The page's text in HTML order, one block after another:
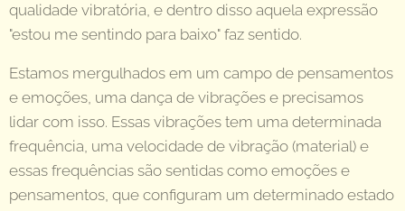
qualidade vibratória, e dentro disso aquela expressão
"estou me sentindo para baixo" faz sentido.
Estamos mergulhados em um campo de pensamentos
e emoções, uma dança de vibrações e precisamos
lidar com isso. Essas vibrações tem uma determinada
frequência, uma velocidade de vibração (material) e
essas frequências são sentidas como emoções e
pensamentos, que configuram um determinado estado